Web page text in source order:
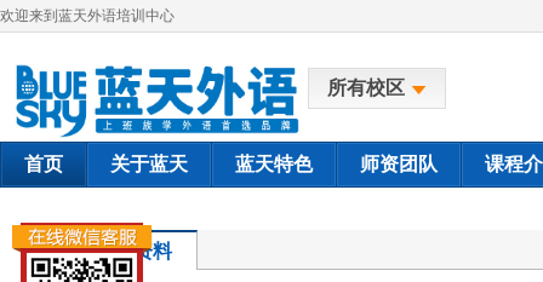
欢迎来到蓝天外语培训中心
所有校区
首页 关于蓝天 蓝天特色 师资团队 课程
教师资料